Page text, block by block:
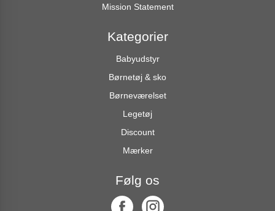
Mission Statement
Kategorier
Babyudstyr
Børnetøj & sko
Børneværelset
Legetøj
Discount
Mærker
Følg os